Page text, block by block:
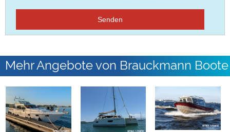
Senden
Mehr Angebote von Brauckmann Boote
GmbH